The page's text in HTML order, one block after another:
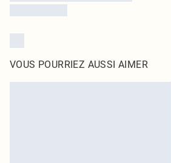
VOUS POURRIEZ AUSSI AIMER